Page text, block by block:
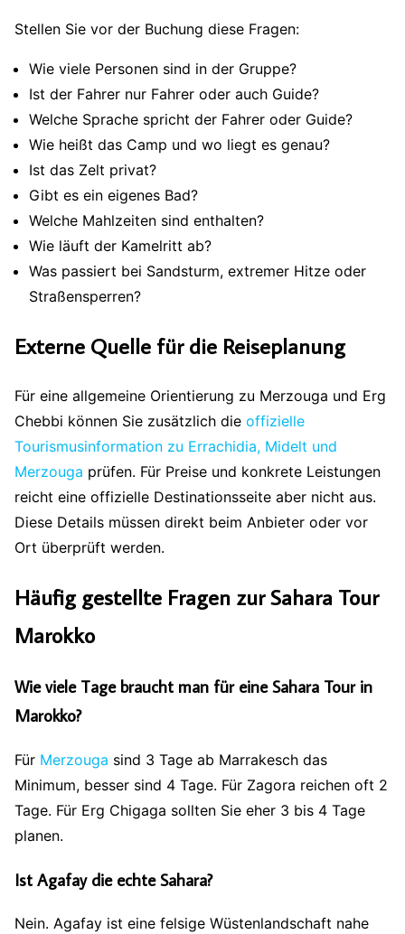
Stellen Sie vor der Buchung diese Fragen:
Wie viele Personen sind in der Gruppe?
Ist der Fahrer nur Fahrer oder auch Guide?
Welche Sprache spricht der Fahrer oder Guide?
Wie heißt das Camp und wo liegt es genau?
Ist das Zelt privat?
Gibt es ein eigenes Bad?
Welche Mahlzeiten sind enthalten?
Wie läuft der Kamelritt ab?
Was passiert bei Sandsturm, extremer Hitze oder
Straßensperren?
Externe Quelle für die Reiseplanung
Für eine allgemeine Orientierung zu Merzouga und Erg
Chebbi können Sie zusätzlich die offizielle
Tourismusinformation zu Errachidia, Midelt und
Merzouga prüfen. Für Preise und konkrete Leistungen
reicht eine offizielle Destinationsseite aber nicht aus.
Diese Details müssen direkt beim Anbieter oder vor
Ort überprüft werden.
Häufig gestellte Fragen zur Sahara Tour
Marokko
Wie viele Tage braucht man für eine Sahara Tour in
Marokko?
Für Merzouga sind 3 Tage ab Marrakesch das
Minimum, besser sind 4 Tage. Für Zagora reichen oft 2
Tage. Für Erg Chigaga sollten Sie eher 3 bis 4 Tage
planen.
Ist Agafay die echte Sahara?
Nein. Agafay ist eine felsige Wüstenlandschaft nahe